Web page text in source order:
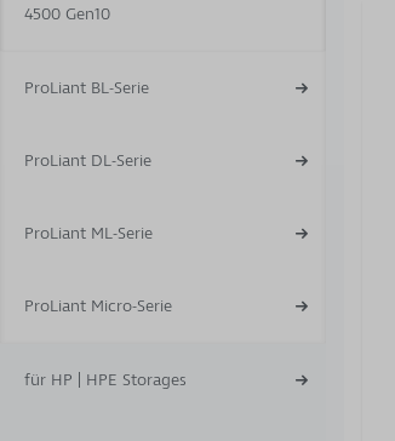
4500 Gen10
ProLiant BL-Serie
ProLiant DL-Serie
ProLiant ML-Serie
ProLiant Micro-Serie
für HP | HPE Storages